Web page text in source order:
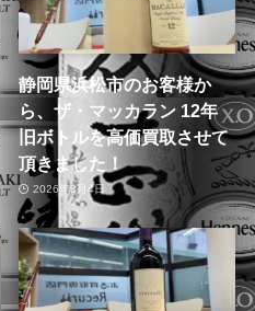
静岡県浜松市のお客様か
ら、ザ・マッカラン 12年
旧ボトルを高価買取させて
頂きました！
2026年8月4日